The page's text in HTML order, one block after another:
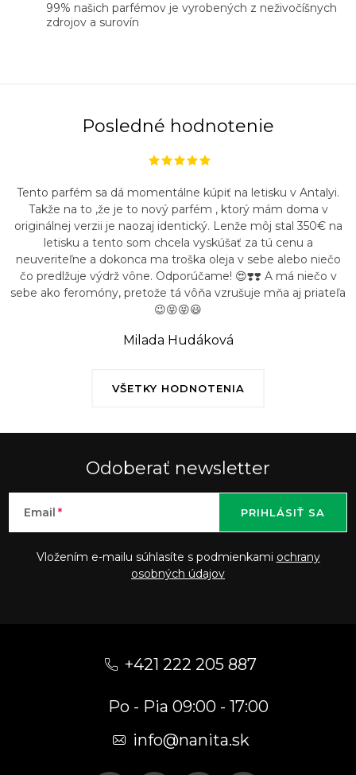
99% našich parfémov je vyrobených z neživočíšnych
zdrojov a surovín
Posledné hodnotenie
VŠETKY HODNOTENIA
Tento parfém sa dá momentálne kúpiť na letisku v Antalyi.
Takže na to ,že je to nový parfém , ktorý mám doma v
originálnej verzii je naozaj identický. Lenže môj stal 350€ na
letisku a tento som chcela vyskúšať za tú cenu a
neuveriteľne a dokonca ma troška oleja v sebe alebo niečo
čo predlžuje výdrž vône. Odporúčame! 😍❣️❣️ A má niečo v
sebe ako feromóny, pretože tá vôňa vzrušuje mňa aj priateľa
😉😝😝😃
Milada Hudáková
Odoberať newsletter
Email
Vložením e-mailu súhlasíte s podmienkami ochrany
osobných údajov
PRIHLÁSIŤ SA
+421 222 205 887
Po - Pia 09:00 - 17:00
info@nanita.sk